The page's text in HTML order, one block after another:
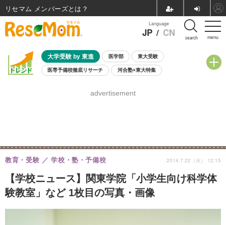
menu
Language
JP / CN search
大学受験 by 東進 医学部 東大受験
医専予備校徹底リサーチ 河合塾×東大特集
8月開催学校説明会・相談会
advertisement
【学校ニュース】関東学院「小学生向け科学体
験教室」など 1枚目の写真・画像
教育・受験 学校・塾・予備校 2014.7.22（火） 12:15
リセマム メンバーズ